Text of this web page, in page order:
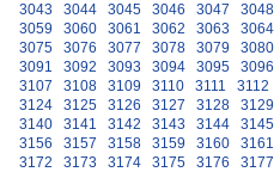
3043
3044 3045 3046 3047 3048
3059
3060 3061 3062 3063 3064
3075
3076 3077 3078 3079 3080
3091
3092 3093 3094 3095 3096
3107
3108 3109 3110 3111 3112
3124
3125 3126 3127 3128 3129
3140
3141 3142 3143 3144 3145
3156
3157 3158 3159 3160 3161
3172
3173 3174 3175 3176 3177